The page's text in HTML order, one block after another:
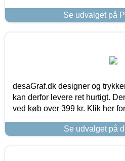
Se udvalget på
desaGraf.dk designer og
kan derfor levere ret hurtigt.
ved køb over 399 kr. Klik her
Se udvalget på